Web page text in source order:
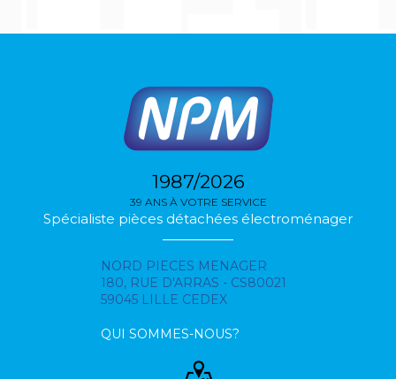
1987/2026
39 ANS À VOTRE SERVICE
Spécialiste pièces détachées électroménager
NORD PIECES MENAGER
180, RUE D'ARRAS - CS80021
59045 LILLE CEDEX
QUI SOMMES-NOUS?